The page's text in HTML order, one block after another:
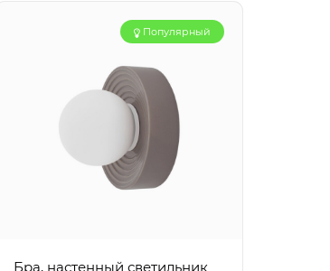
Популярный
Бра, настенный светильник